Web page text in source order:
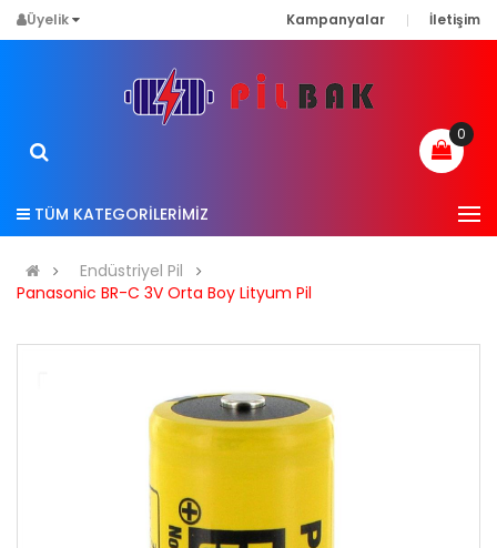
Üyelik Kampanyalar İletişim
0
TÜM KATEGORİLERİMİZ
Endüstriyel Pil
Panasonic BR-C 3V Orta Boy Lityum Pil